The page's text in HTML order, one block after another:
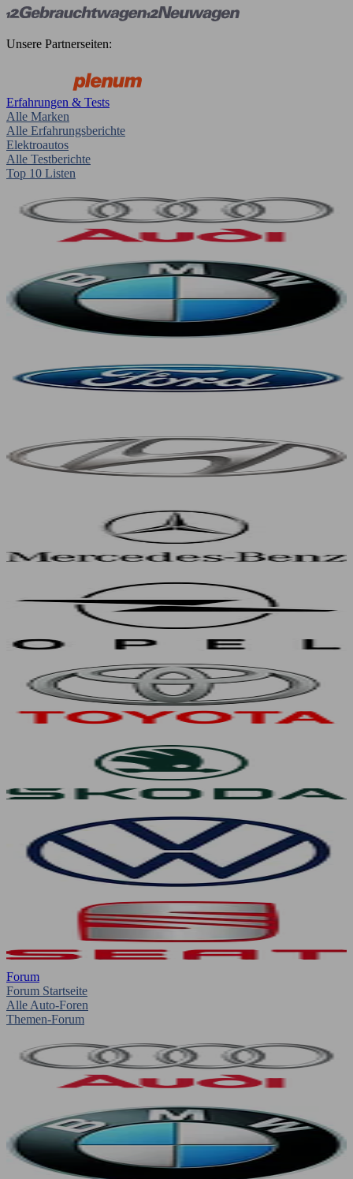
Unsere Partnerseiten:
Erfahrungen & Tests
Alle Marken
Alle Erfahrungsberichte
Elektroautos
Alle Testberichte
Top 10 Listen
Forum
Forum Startseite
Alle Auto-Foren
Themen-Forum